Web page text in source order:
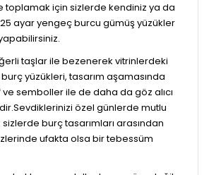
toplamak için sizlerde kendiniz ya da
ayar yengeç burcu gümüş yüzükler
taşlar ile bezenerek vitrinlerdeki
yüzükleri, tasarım aşamasında
semboller ile de daha da göz alıcı
özel günlerde mutlu
burç tasarımları arasından
ufakta olsa bir tebessüm